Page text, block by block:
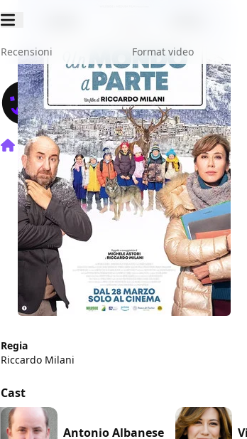
Recensioni Format video
Home Film Un mondo a parte
Regia
Riccardo Milani
Cast
Antonio Albanese